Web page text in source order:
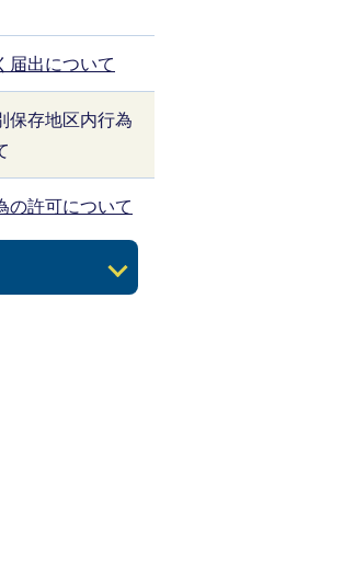
届出について
保存地区内行為
の許可について